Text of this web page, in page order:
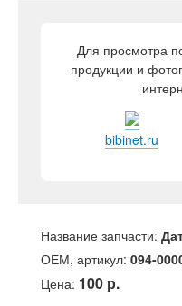
Для просмотра
продукции и
bibinet.ru
Название запчасти:
ОЕМ, артикул: 094-
Цена: 100 р.